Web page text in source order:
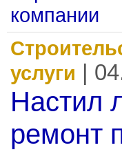
компании
услуги
|
Настил
ремонт